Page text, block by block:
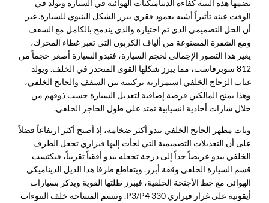
تضمها هذه البنية كفاءة الديناميكيات الهوائية في السيارة وتولّد في
الوقت عينه تأثيراً أشبه بعمود فقري يبرز الشكل البنيوي للسيارة. غير
أن الحل التصميمي الذي تم اختياره والذي يندمج بالكامل مع السقف
ومع الشفرة المصنوعة من ألياف الكربون التي تعبر غطاء المحرك،
يغير هذا التصور الإجمالي لحجم السيارة، فتبدو السيارة أصغر حجماً من
812 سوبرفاست، مما يبرز شكلها القوى المنحدر في الخلف. ويولد
غياب الزجاج الخلفي استمرارية تركيبية بين السقف والجانح الخلفي،
وهذا يمنح المالكين فرصة إضافية لتعديل السيارة حسب ذوقهم من
خلال شارات أحادية انسيابية تمتد على طول الحاجز الخلفي.
وبات مظهر الجانح الخلفي يبدو أكثر ضخامة، إذ أصبح أكثر ارتفاعاً فضلاً
على أن التعديلات التصميمية التي لجأت إليها فيراري تجعل الطرف
الخلفي يبدو عريضاً جداً إلى درجة تجعله يبدو أفقياً تقريباً، فيكتسب
قسم السيارة الخلفي وقفة أبرز. ويتقاطع طرفا هذا الذيل الديناميكي
الهوائي مع خط الأجنحة الخلفية، فيبرز طلتها القوية ويذكر بسيارات
أيقونية على غرار فيراري 330 P3/P4. وتتسم المساحة خلف النتوءات